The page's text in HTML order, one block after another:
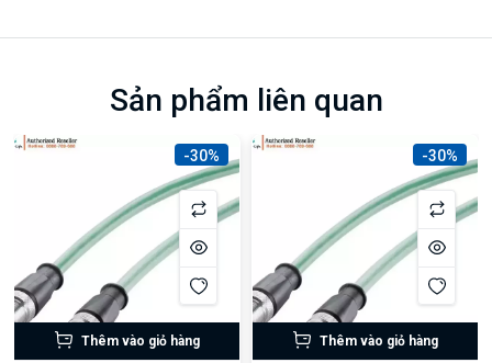
Sản phẩm liên quan
-30%
Thêm vào giỏ hàng
-30%
Thêm vào giỏ hàng